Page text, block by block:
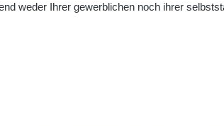
weder Ihrer gewerblichen noch ihrer